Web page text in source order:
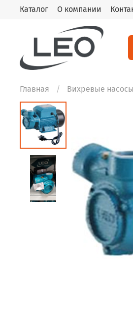
Каталог О компании
Главная Вихревые насосы